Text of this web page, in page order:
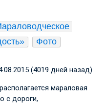
Фото
(4019 дней назад)
мараловая
с дороги,